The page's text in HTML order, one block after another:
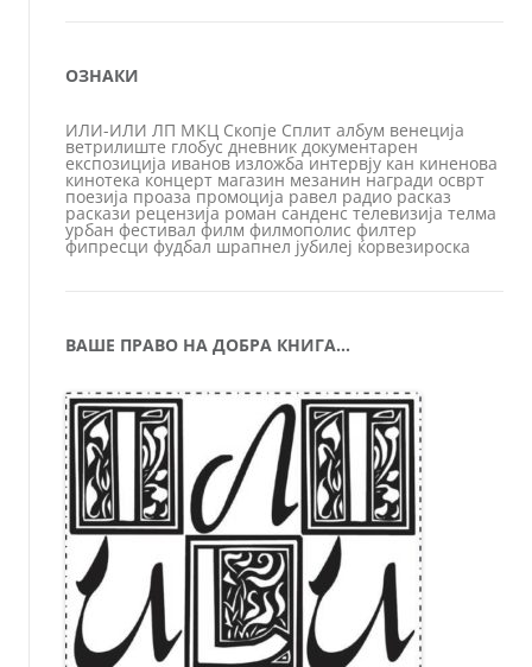
ОЗНАКИ
ИЛИ-ИЛИ ЛП МКЦ Скопје Сплит албум венеција
ветрилиште глобус дневник документарен
експозиција иванов изложба интервју кан киненова
кинотека концерт магазин мезанин награди осврт
поезија проаза промоција равел радио расказ
раскази рецензија роман санденс телевизија телма
урбан фестивал филм филмополис филтер
фипресци фудбал шрапнел јубилеј ќорвезироска
ВАШЕ ПРАВО НА ДОБРА КНИГА…